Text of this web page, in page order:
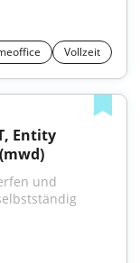
Vollzeit
Entity
und